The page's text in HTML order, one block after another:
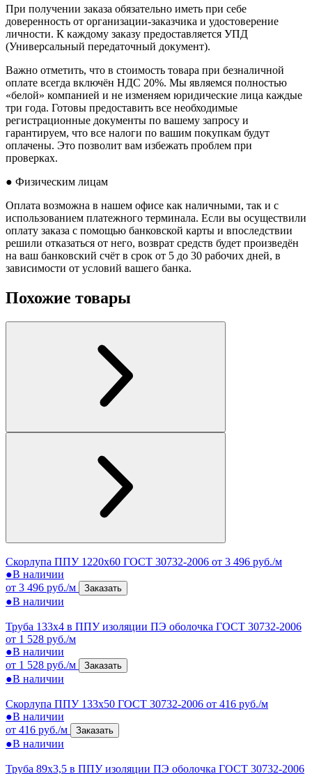
При получении заказа обязательно иметь при себе
доверенность от организации-заказчика и удостоверение
личности. К каждому заказу предоставляется УПД
(Универсальный передаточный документ).
Важно отметить, что в стоимость товара при безналичной
оплате всегда включён НДС 20%. Мы являемся полностью
«белой» компанией и не изменяем юридические лица каждые
три года. Готовы предоставить все необходимые
регистрационные документы по вашему запросу и
гарантируем, что все налоги по вашим покупкам будут
оплачены. Это позволит вам избежать проблем при
проверках.
● Физическим лицам
Оплата возможна в нашем офисе как наличными, так и с
использованием платежного терминала. Если вы осуществили
оплату заказа с помощью банковской карты и впоследствии
решили отказаться от него, возврат средств будет произведён
на ваш банковский счёт в срок от 5 до 30 рабочих дней, в
зависимости от условий вашего банка.
Похожие товары
Скорлупа ППУ 1220x60 ГОСТ 30732-2006 от 3 496 руб./м
●В наличии
от 3 496 руб./м
Заказать
●В наличии
Труба 133х4 в ППУ изоляции ПЭ оболочка ГОСТ 30732-2006
от 1 528 руб./м
●В наличии
от 1 528 руб./м
Заказать
●В наличии
Скорлупа ППУ 133x50 ГОСТ 30732-2006 от 416 руб./м
●В наличии
от 416 руб./м
Заказать
●В наличии
Труба 89х3,5 в ППУ изоляции ПЭ оболочка ГОСТ 30732-2006